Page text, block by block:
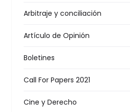
Arbitraje y conciliación
Artículo de Opinión
Boletines
Call For Papers 2021
Cine y Derecho